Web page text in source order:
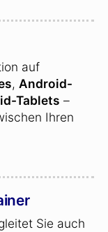
auf
, Android-
Tablets –
Ihren
Sie auch